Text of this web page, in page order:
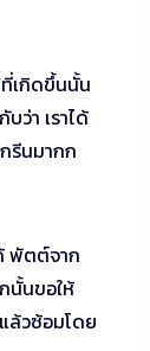
เกิดขึ้นนั้น
ว่า เราได้
รีนมากก
พัตต์จาก
นั้นขอให้
ล้วซ้อมโดย